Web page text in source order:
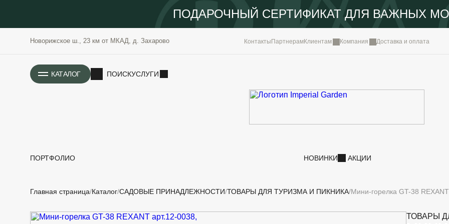
ПОДАРОЧНЫЙ СЕРТИФИКАТ ДЛЯ ВАЖНЫХ
Новорижское ш., 23 км от МКАД, д. Захарово Контакты ПартнерамКлиентам Компания Доставка и оплата
КАТАЛОГ ПОИСКУСЛУГИ
ПОРТФОЛИО НОВИНКИ АКЦИИ
РАСТЕНИЯ
ОЗЕЛЕНЕНИЕ
ИСТОРИЯ
Главная страница Каталог САДОВЫЕ ПРИНАДЛЕЖНОСТИ ТОВАРЫ ДЛЯ ТУРИЗМА И ПИКНИКА Мини-горелка GT-38 REXANT
ТОВАРЫ